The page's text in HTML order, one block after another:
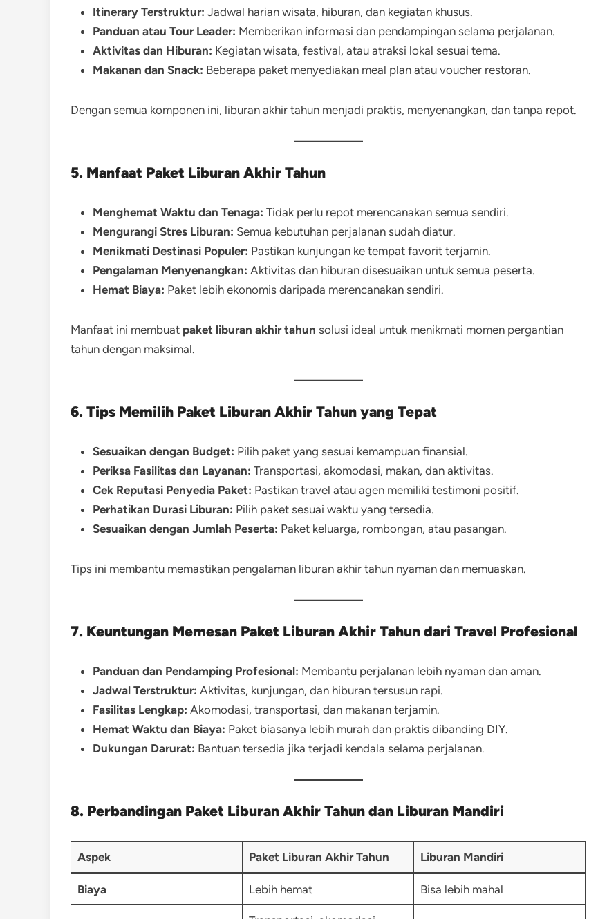
Itinerary Terstruktur: Jadwal harian wisata, hiburan, dan kegiatan khusus.
Panduan atau Tour Leader: Memberikan informasi dan pendampingan selama perjalanan.
Aktivitas dan Hiburan: Kegiatan wisata, festival, atau atraksi lokal sesuai tema.
Makanan dan Snack: Beberapa paket menyediakan meal plan atau voucher restoran.
Dengan semua komponen ini, liburan akhir tahun menjadi praktis, menyenangkan, dan tanpa repot.
5. Manfaat Paket Liburan Akhir Tahun
Menghemat Waktu dan Tenaga: Tidak perlu repot merencanakan semua sendiri.
Mengurangi Stres Liburan: Semua kebutuhan perjalanan sudah diatur.
Menikmati Destinasi Populer: Pastikan kunjungan ke tempat favorit terjamin.
Pengalaman Menyenangkan: Aktivitas dan hiburan disesuaikan untuk semua peserta.
Hemat Biaya: Paket lebih ekonomis daripada merencanakan sendiri.
Manfaat ini membuat paket liburan akhir tahun solusi ideal untuk menikmati momen pergantian
tahun dengan maksimal.
6. Tips Memilih Paket Liburan Akhir Tahun yang Tepat
Sesuaikan dengan Budget: Pilih paket yang sesuai kemampuan finansial.
Periksa Fasilitas dan Layanan: Transportasi, akomodasi, makan, dan aktivitas.
Cek Reputasi Penyedia Paket: Pastikan travel atau agen memiliki testimoni positif.
Perhatikan Durasi Liburan: Pilih paket sesuai waktu yang tersedia.
Sesuaikan dengan Jumlah Peserta: Paket keluarga, rombongan, atau pasangan.
Tips ini membantu memastikan pengalaman liburan akhir tahun nyaman dan memuaskan.
7. Keuntungan Memesan Paket Liburan Akhir Tahun dari Travel Profesional
Panduan dan Pendamping Profesional: Membantu perjalanan lebih nyaman dan aman.
Jadwal Terstruktur: Aktivitas, kunjungan, dan hiburan tersusun rapi.
Fasilitas Lengkap: Akomodasi, transportasi, dan makanan terjamin.
Hemat Waktu dan Biaya: Paket biasanya lebih murah dan praktis dibanding DIY.
Dukungan Darurat: Bantuan tersedia jika terjadi kendala selama perjalanan.
8. Perbandingan Paket Liburan Akhir Tahun dan Liburan Mandiri
Aspek Paket Liburan Akhir Tahun Liburan Mandiri
Biaya Lebih hemat Bisa lebih mahal